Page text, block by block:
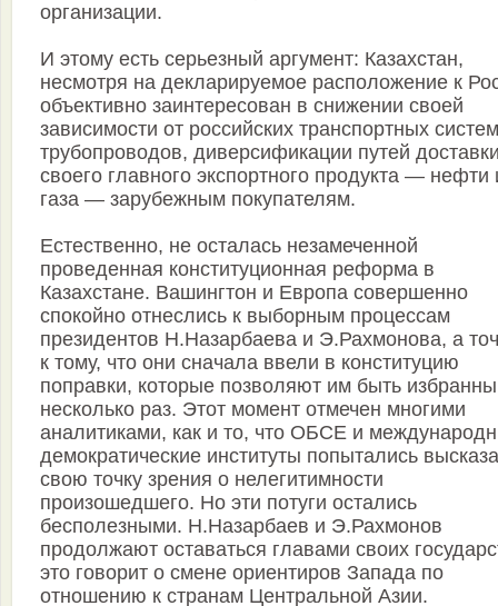
организации.
И этому есть серьезный аргумент: Казахстан,
несмотря на декларируемое расположение к
объективно заинтересован в снижении своей
зависимости от российских транспортных
трубопроводов, диверсификации путей
своего главного экспортного продукта — нефти
газа — зарубежным покупателям.
Естественно, не осталась незамеченной
проведенная конституционная реформа в
Казахстане. Вашингтон и Европа совершенно
спокойно отнеслись к выборным процессам
президентов Н.Назарбаева и Э.Рахмонова, а
к тому, что они сначала ввели в конституцию
поправки, которые позволяют им быть
несколько раз. Этот момент отмечен многими
аналитиками, как и то, что ОБСЕ и
демократические институты попытались
свою точку зрения о нелегитимности
произошедшего. Но эти потуги остались
бесполезными. Н.Назарбаев и Э.Рахмонов
продолжают оставаться главами своих
это говорит о смене ориентиров Запада по
отношению к странам Центральной Азии.